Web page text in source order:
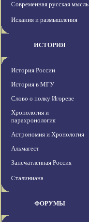
Современная русская мысль
Искания и размышления
ИСТОРИЯ
История России
История в МГУ
Слово о полку Игореве
Хронология и
парахронология
Астрономия и Хронология
Альмагест
Запечатленная Россия
Сталиниана
ФОРУМЫ